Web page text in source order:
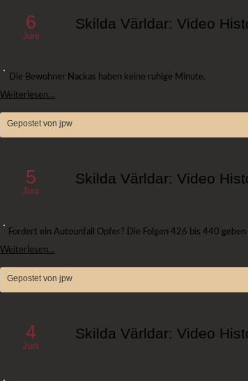
6
Juni
Skilda Världar: Video
Die Bewohner Nackas haben keine ruhige Minute.
Weiterlesen…
Gepostet von jpw
5
Juni
Skilda Världar: Video
Fordert ein Autounfall Opfer? Die Folgen 426 bis 440 geben
Weiterlesen…
Gepostet von jpw
4
Juni
Skilda Världar: Video